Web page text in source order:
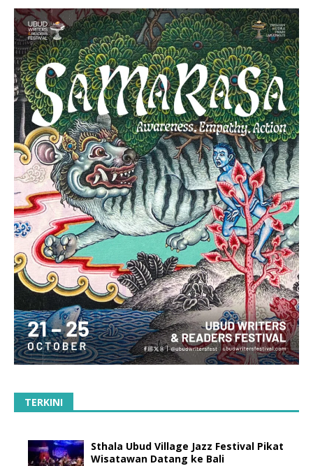
TERKINI
Sthala Ubud Village Jazz Festival Pikat
Wisatawan Datang ke Bali